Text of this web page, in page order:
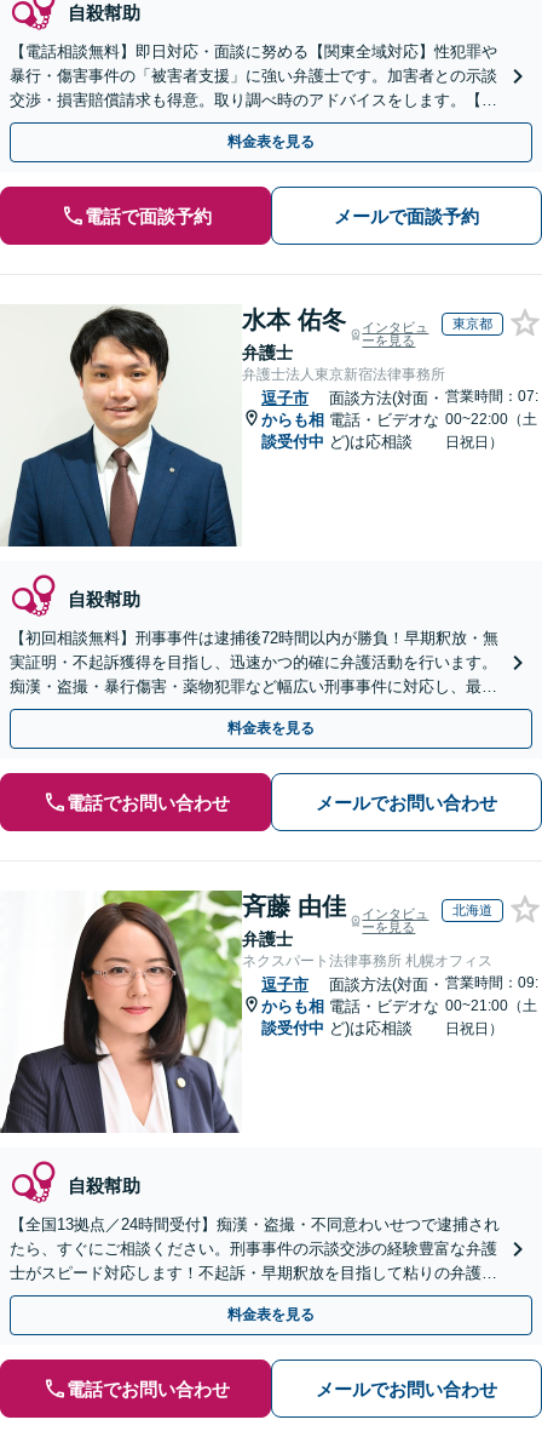
自殺幇助
【電話相談無料】即日対応・面談に努める【関東全域対応】性犯罪や
暴行・傷害事件の「被害者支援」に強い弁護士です。加害者との示談
交渉・損害賠償請求も得意。取り調べ時のアドバイスをします。【夜
間・休日も対応可】【完全個室】秘密厳守【初回面談無料】
料金表を見る
電話で面談予約 メールで面談予約
水本 佑冬
弁護士
インタビュ
ーを見る
東京都
弁護士法人東京新宿法律事務所
逗子市
からも相
談受付中
面談方法(対面・
電話・ビデオな
ど)は応相談
営業時間：07:
00~22:00（土
日祝日）
自殺幇助
【初回相談無料】刑事事件は逮捕後72時間以内が勝負！早期釈放・無
実証明・不起訴獲得を目指し、迅速かつ的確に弁護活動を行います。
痴漢・盗撮・暴行傷害・薬物犯罪など幅広い刑事事件に対応し、最善
の解決を目指します【都庁前駅直結】【複数拠点あり】
料金表を見る
電話でお問い合わせ メールでお問い合わせ
斉藤 由佳
弁護士
インタビュ
ーを見る
北海道
ネクスパート法律事務所 札幌オフィス
逗子市
からも相
談受付中
面談方法(対面・
電話・ビデオな
ど)は応相談
営業時間：09:
00~21:00（土
日祝日）
自殺幇助
【全国13拠点／24時間受付】痴漢・盗撮・不同意わいせつで逮捕され
たら、すぐにご相談ください。刑事事件の示談交渉の経験豊富な弁護
士がスピード対応します！不起訴・早期釈放を目指して粘りの弁護活
動を行います。
料金表を見る
電話でお問い合わせ メールでお問い合わせ